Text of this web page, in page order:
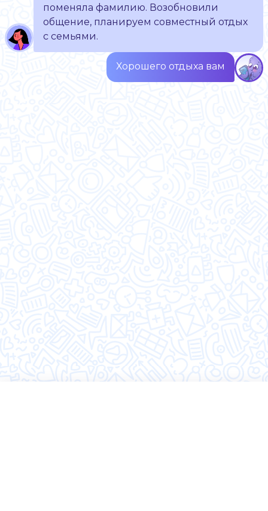
поменяла фамилию. Возобновили
общение, планируем совместный отдых
с семьями.
Хорошего отдыха вам